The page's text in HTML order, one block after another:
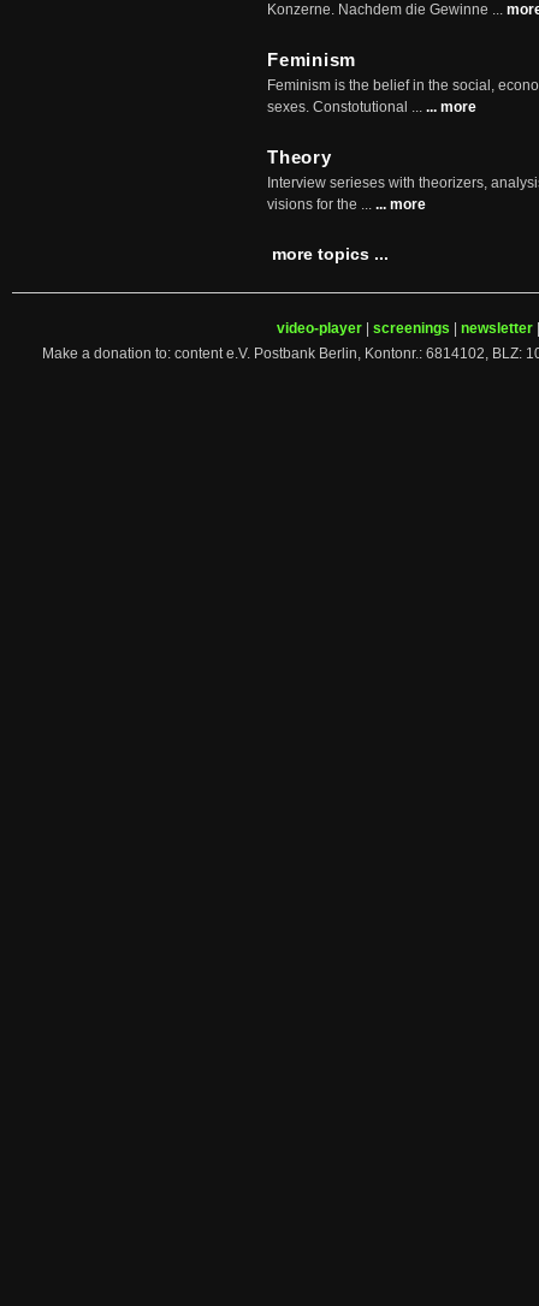
Konzerne. Nachdem die Gewinne ...
Feminism
Feminism is the belief in the social,
sexes. Constotutional ... ... more
Theory
Interview serieses with theorizers,
visions for the ... ... more
more topics ...
video-player screenings newsletter
Make a donation to: content e.V. Postbank Berlin, Kontonr.: 6814102, BLZ: